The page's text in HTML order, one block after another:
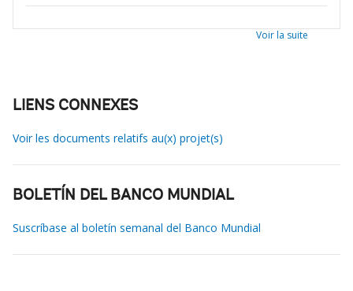
Voir la suite
LIENS CONNEXES
Voir les documents relatifs au(x) projet(s)
BOLETÍN DEL BANCO MUNDIAL
Suscríbase al boletín semanal del Banco Mundial